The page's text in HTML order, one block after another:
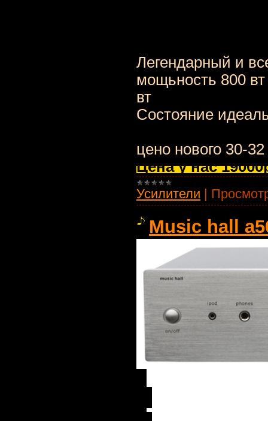
Легендарный и
мощьность 800 вт
вт
Состояние
цено нового 30-
Цена у нас
Усилители
Music hall